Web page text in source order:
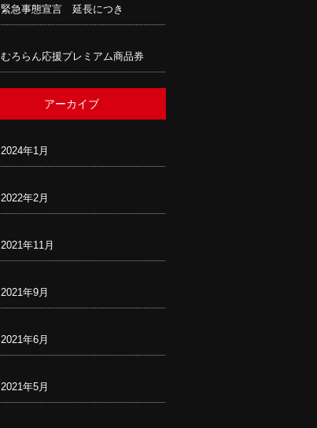
緊急事態宣言 延長につき
むろらん応援プレミアム商品券
アーカイブ
2024年1月
2022年2月
2021年11月
2021年9月
2021年6月
2021年5月